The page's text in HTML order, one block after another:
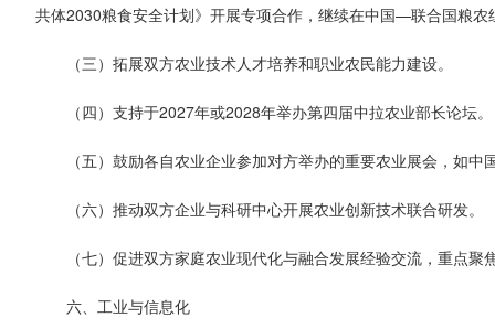
共体2030粮食安全计划》开展专项合作，继续在中国—联合国粮
（三）拓展双方农业技术人才培养和职业农民能力建设。
（四）支持于2027年或2028年举办第四届中拉农业部长论坛。
（五）鼓励各自农业企业参加对方举办的重要农业展会，如
（六）推动双方企业与科研中心开展农业创新技术联合研发。
（七）促进双方家庭农业现代化与融合发展经验交流，重点
六、工业与信息化